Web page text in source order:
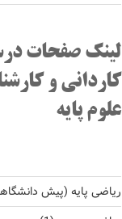
لینک صفحات
کاردانی و
علوم پایه
ریاضی پایه (پیش